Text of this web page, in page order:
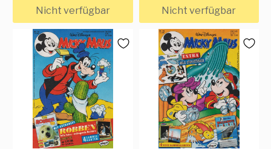
Nicht verfügbar Nicht verfügbar